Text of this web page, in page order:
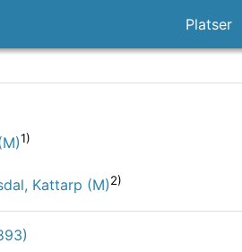
Platser
1)
Kattarp (M)2)